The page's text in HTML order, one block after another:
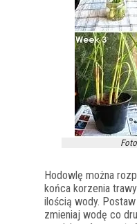
Hodowlę można
końca korzenia
ilością wody.
zmieniaj wodę co